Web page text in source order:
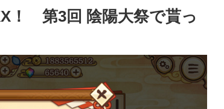
！ 第3回 陰陽大祭で貰っ